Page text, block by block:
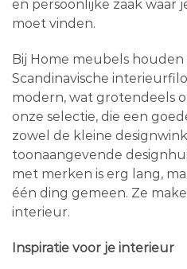
en persoonlijke zaak waar
moet vinden.
Bij Home meubels
Scandinavische
modern, wat grotendeels
onze selectie, die een
zowel de kleine
toonaangevende
met merken is erg lang,
één ding gemeen. Ze
interieur.
Inspiratie voor je interieur